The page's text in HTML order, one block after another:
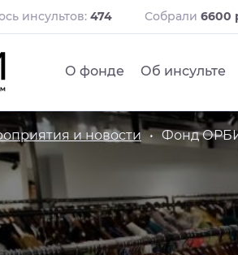
инсультов: 474 Собрали 6600
О фонде Об инсульте
и новости Фонд ОРБИ